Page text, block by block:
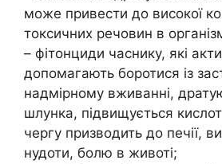
може привести до високої
токсичних речовин в
– фітонциди часнику, які
допомагають боротися із
надмірному вживанні,
шлунка, підвищується
чергу призводить до печії,
нудоти, болю в животі;